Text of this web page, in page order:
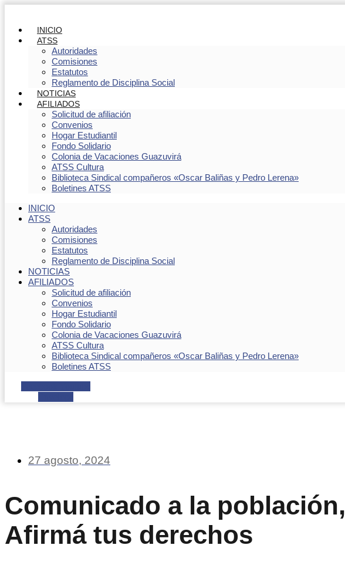
INICIO
ATSS
Autoridades
Comisiones
Estatutos
Reglamento de Disciplina Social
NOTICIAS
AFILIADOS
Solicitud de afiliación
Convenios
Hogar Estudiantil
Fondo Solidario
Colonia de Vacaciones Guazuvirá
ATSS Cultura
Biblioteca Sindical compañeros «Oscar Baliñas y Pedro Lerena»
Boletines ATSS
INICIO
ATSS
Autoridades
Comisiones
Estatutos
Reglamento de Disciplina Social
NOTICIAS
AFILIADOS
Solicitud de afiliación
Convenios
Hogar Estudiantil
Fondo Solidario
Colonia de Vacaciones Guazuvirá
ATSS Cultura
Biblioteca Sindical compañeros «Oscar Baliñas y Pedro Lerena»
Boletines ATSS
27 agosto, 2024
Comunicado a la población,
Afirmá tus derechos